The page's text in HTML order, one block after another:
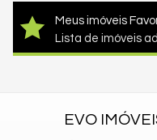
Meus imóveis
Lista de imóveis
EVO